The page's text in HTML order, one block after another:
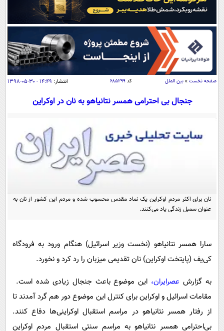
آب و هوا
سواد زندگی
سیاسی
اقتصاد
یک برش دانایی
سفر و تفریح
علم و دانش
علمی
گوناگون
مجله تصویری سلاح
ورزش
سرگرمی
گوناگون
خواندنی ها و دیدنی ها
داستان کوتاه
پیامک
روانشناسی
آموزش زبان
صفحه نخست » بین الملل کد۶۸۵۲۹۹ انتشار: ۱۴:۴۹ - ۳۰-۰۵-۱۳۹۸
جنجال بی احترامی همسر نتانیاهو به نان در اوکراین
نان برای اکثر مردم اوکراین یک نماد مقدس محسوب شده و مردم این کشور از نان به
عنوان سمبل زندگی یاد می‌کنند.
سارا همسر نتانیاهو (نخست وزیر اسرائیل) هنگام ورود به فرودگاه
کی‌یف (پایتخت اوکراین) نان تقدیمی میزبان را رد کرد و نخورد.
به گزارش عصرایران، این موضوع باعث جنجال زیادی شده است.
مقامات اسرائیل و اوکراین برای کنترل این موضوع دور هم گرد آمدند تا
از رفتار همسر نتانیاهو در مراسم استقبال اوکراینی‌ها دفاع کنند.
بی‌احترامی همسر نتانیاهو به مراسم سنتی استقبال مردم اوکراین